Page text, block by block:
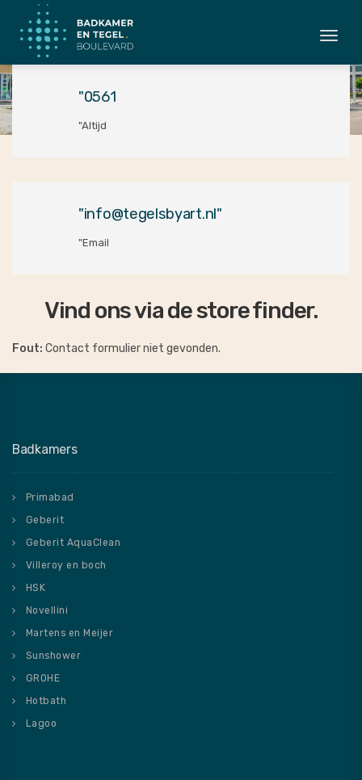
"0561
"Altijd
"info@tegelsbyart.nl"
"Email
Vind ons via de store finder.
Fout: Contact formulier niet gevonden.
Badkamers
Primabad
Geberit
Geberit AquaClean
Villeroy en boch
HSK
Novellini
Martens en Meijer
Sunshower
GROHE
Hotbath
Lagoo